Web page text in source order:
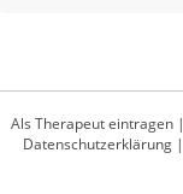
Als Therapeut eintragen |
Datenschutzerklärung|